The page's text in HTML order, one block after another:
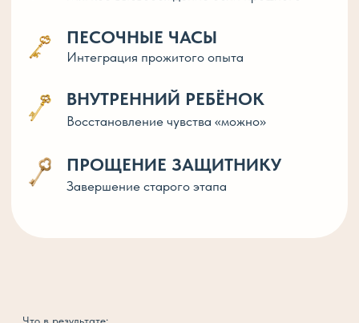
Идёте в глубину без давления,
в безопасном темпе
Сразу после оплаты вы получаете доступ
Почему это другой уровень